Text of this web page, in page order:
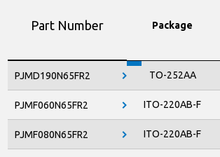
Part Number
PJMD190N65FR2
PJMF060N65FR2
PJMF080N65FR2
Package
TO-252AA
ITO-220AB-F
ITO-220AB-F